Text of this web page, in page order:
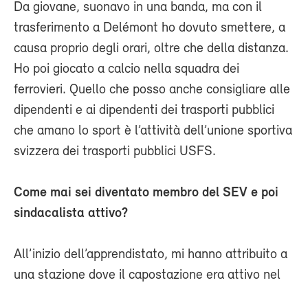
Da giovane, suonavo in una banda, ma con il
trasferimento a Delémont ho dovuto smettere, a
causa proprio degli orari, oltre che della distanza.
Ho poi giocato a calcio nella squadra dei
ferrovieri. Quello che posso anche consigliare alle
dipendenti e ai dipendenti dei trasporti pubblici
che amano lo sport è l’attività dell’unione sportiva
svizzera dei trasporti pubblici USFS.
Come mai sei diventato membro del SEV e poi
sindacalista attivo?
All’inizio dell’apprendistato, mi hanno attribuito a
una stazione dove il capostazione era attivo nel